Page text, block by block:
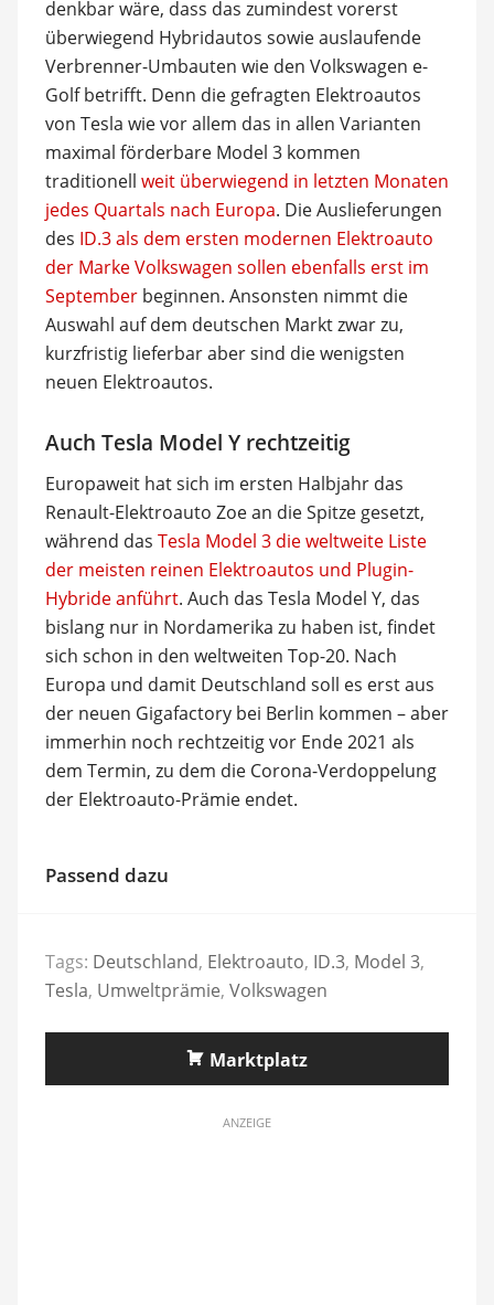
denkbar wäre, dass das zumindest vorerst
überwiegend Hybridautos sowie auslaufende
Verbrenner-Umbauten wie den Volkswagen e-
Golf betrifft. Denn die gefragten Elektroautos
von Tesla wie vor allem das in allen Varianten
maximal förderbare Model 3 kommen
traditionell weit überwiegend in letzten Monaten
jedes Quartals nach Europa. Die Auslieferungen
des ID.3 als dem ersten modernen Elektroauto
der Marke Volkswagen sollen ebenfalls erst im
Septemberbeginnen. Ansonsten nimmt die
Auswahl auf dem deutschen Markt zwar zu,
kurzfristig lieferbar aber sind die wenigsten
neuen Elektroautos.
Auch Tesla Model Y rechtzeitig
Europaweit hat sich im ersten Halbjahr das
Renault-Elektroauto Zoe an die Spitze gesetzt,
während das Tesla Model 3 die weltweite Liste
der meisten reinen Elektroautos und Plugin-
Hybride anführt. Auch das Tesla Model Y, das
bislang nur in Nordamerika zu haben ist, findet
sich schon in den weltweiten Top-20. Nach
Europa und damit Deutschland soll es erst aus
der neuen Gigafactory bei Berlin kommen – aber
immerhin noch rechtzeitig vor Ende 2021 als
dem Termin, zu dem die Corona-Verdoppelung
der Elektroauto-Prämie endet.
Passend dazu
Tags: Deutschland, Elektroauto, ID.3, Model 3,
Tesla, Umweltprämie, Volkswagen
Marktplatz
ANZEIGE